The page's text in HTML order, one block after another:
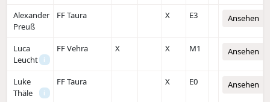
Alexander
Preuß
FF Taura X E3 Ansehen
Luca
Leucht
i
FF Vehra X X M1 Ansehen
Luke
Thäle
i
FF Taura X E0 Ansehen